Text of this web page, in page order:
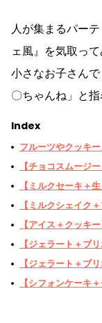
人が集まるパー
ェ風』を気取っ
小さなお子さん
〇ちゃんね」と指
Index
フルーツやクッキ
【チョコスムージ
【ミルクセーキ＋
【ミルクシェイク
【アイス＋クッキー
【ジェラート＋ブリ
【ジェラート＋ブ
【シフォンケーキ